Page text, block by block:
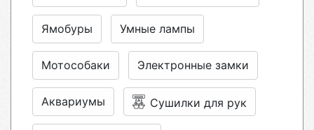
Ямобуры Умные лампы
Мотособаки Электронные замки
Аквариумы Сушилки для рук